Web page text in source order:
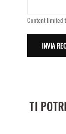
Content
TI